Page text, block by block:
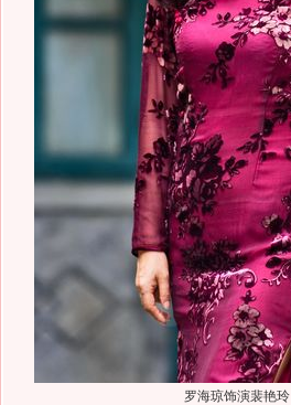
罗海琼饰演裴艳玲